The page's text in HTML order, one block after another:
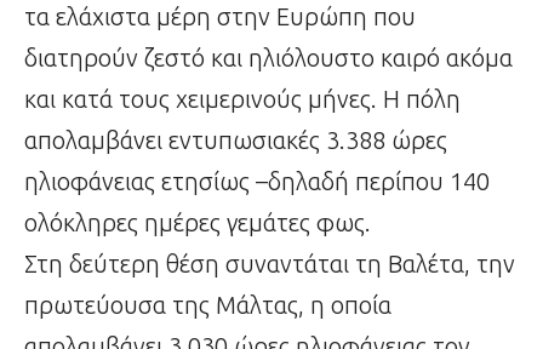
τα ελάχιστα μέρη στην Ευρώπη που
διατηρούν ζεστό και ηλιόλουστο καιρό ακόμα
και κατά τους χειμερινούς μήνες. Η πόλη
απολαμβάνει εντυπωσιακές 3.388 ώρες
ηλιοφάνειας ετησίως –δηλαδή περίπου 140
ολόκληρες ημέρες γεμάτες φως.
Στη δεύτερη θέση συναντάται τη Βαλέτα, την
πρωτεύουσα της Μάλτας, η οποία